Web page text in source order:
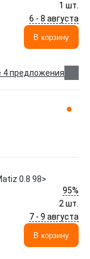
1 шт.
6 - 8 августа
В корзину
4 предложения
0.8 98>
95%
2 шт.
7 - 9 августа
В корзину